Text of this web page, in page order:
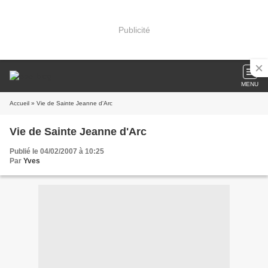
Publicité
MENU
Accueil » Vie de Sainte Jeanne d'Arc
Vie de Sainte Jeanne d'Arc
Publié le 04/02/2007 à 10:25
Par Yves